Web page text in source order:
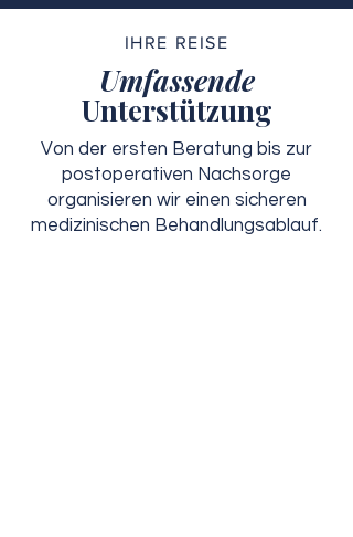
IHRE REISE
Umfassende
Unterstützung
Von der ersten Beratung bis zur
postoperativen Nachsorge
organisieren wir einen sicheren
medizinischen Behandlungsablauf.